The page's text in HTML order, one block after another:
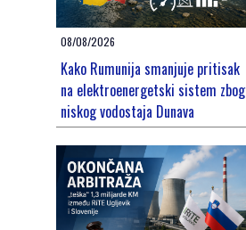
08/08/2026
Kako Rumunija smanjuje pritisak
na elektroenergetski sistem zbog
niskog vodostaja Dunava